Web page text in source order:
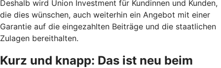
Deshalb wird Union Investment für Kundinnen und Kunden,
die dies wünschen, auch weiterhin ein Angebot mit einer
Garantie auf die eingezahlten Beiträge und die staatlichen
Zulagen bereithalten.
Kurz und knapp: Das ist neu beim